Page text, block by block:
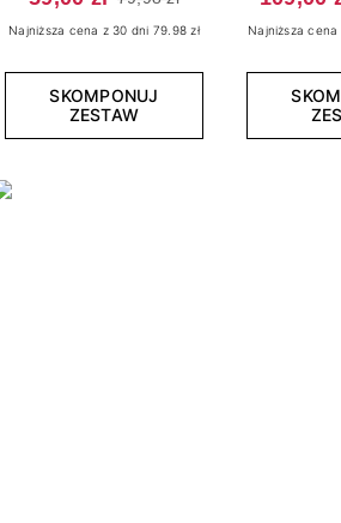
Najniższa cena z 30 dni 79.98 zł
SKOMPONUJ
ZESTAW
Najniższa cena